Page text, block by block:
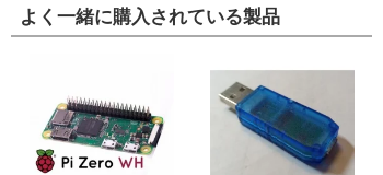
よく一緒に購入されている製品